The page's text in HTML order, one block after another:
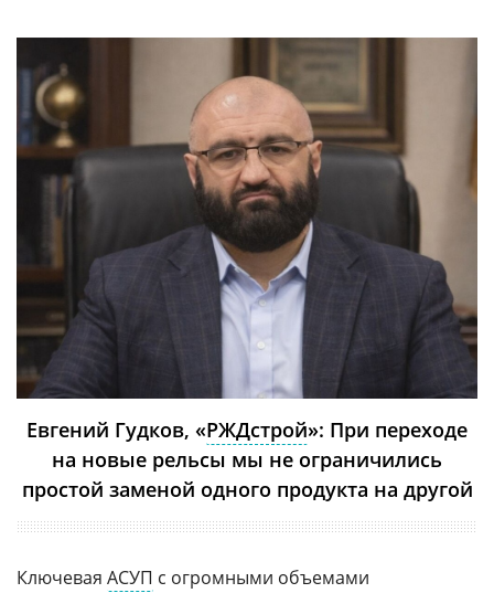
Евгений Гудков, «РЖДстрой»: При переходе
на новые рельсы мы не ограничились
простой заменой одного продукта на другой
Ключевая АСУП с огромными объемами